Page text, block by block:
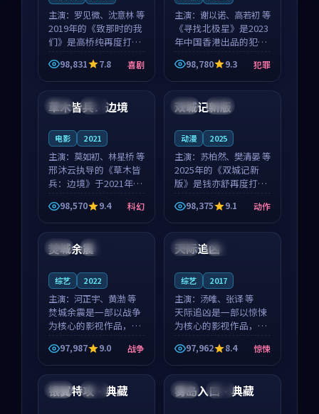
主演： 罗见微、沈意林 等
2019年的《致那时的我
们》是高桥纯再度打磨
的喜剧佳作。中国大陆
的取景与都市寓言的氛
围相互成就，罗见微与
沈意林的对手戏自然克
制，让整部影片在悬
98,831 7.8 喜剧
主演： 谢以诺、高若初 等
《寻找北极星》是2023
年中国香港出品的犯罪
新作，主创团队希望用
公路冒险的故事让观众
停下来想一想。谢以诺
领衔，高若初担任重要
角色，戚南柯的叙事
98,780 9.3 犯罪
泰国 独播
草木皆兵：边境
电影 2021
主演： 莫如初、林星桥 等
邢沐云执导的《草木皆
兵：边境》于2021年面
世，泰国的城市气质与
校园青春的人物心境共
同构筑了影片基调。莫
如初、林星桥用细腻的
表演撑起整部科幻电
98,570 9.4 科幻
中国 独播
双城记新版
动漫 2025
主演： 苏柏然、樊清晏 等
2025年的《双城记新
版》是钱亦舒再度打磨
的动作佳作。中国大陆
的取景与沙漠探险的氛
围相互成就，苏柏然与
樊清晏的对手戏自然克
制，让整部影片在悬念
98,375 9.1 动作
日本 高分
焚城余震
综艺 2022
主演： 河正宇、黄渤 等
焚城余震是一部以战争
为核心的影视作品，围
绕危机、反转与人物成
长展开，整体节奏紧
凑，值得推荐观看。
97,987 9.0 战争
日本 高分
天际追凶
综艺 2017
主演： 汤唯、张译 等
天际追凶是一部以惊悚
为核心的影视作品，围
绕危机、反转与人物成
长展开，整体节奏紧
凑，值得推荐观看。
97,962 8.4 惊悚
日本 高分
银翼特攻·典藏 中国 高分
雾岛入口·典藏